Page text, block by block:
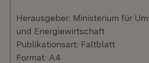
Herausgeber: Ministerium für
und Energiewirtschaft
Publikationsart: Faltblatt
Format: A4